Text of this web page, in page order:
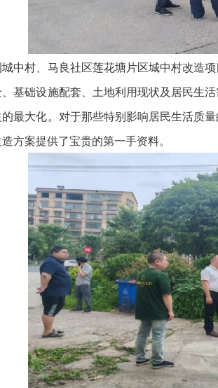
村、马良社区莲花塘片区城中村改造
基础设施配套、土地利用现状及居民生
最大化。对于那些特别影响居民生活质
方案提供了宝贵的第一手资料。